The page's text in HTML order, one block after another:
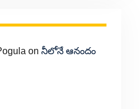
on నీలోనే ఆనందం